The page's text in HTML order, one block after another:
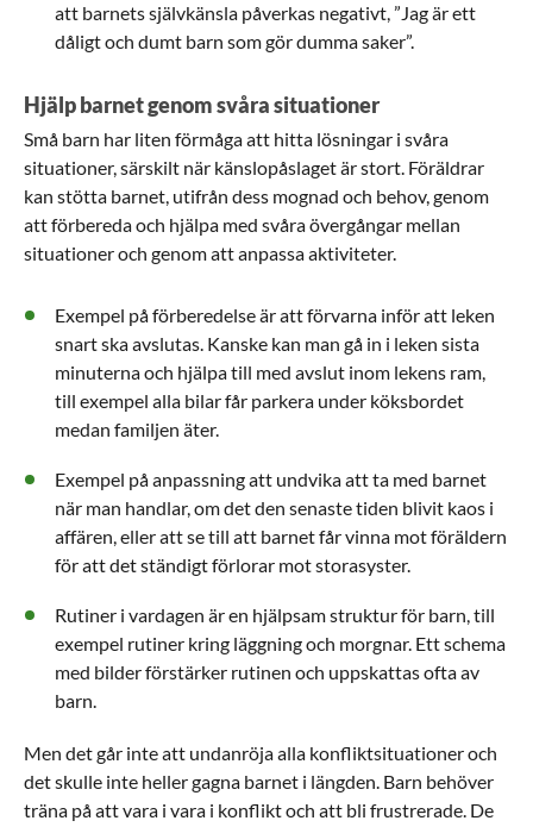
att barnets självkänsla påverkas negativt, ”Jag är ett
dåligt och dumt barn som gör dumma saker”.
Hjälp barnet genom svåra situationer
Små barn har liten förmåga att hitta lösningar i svåra
situationer, särskilt när känslopåslaget är stort. Föräldrar
kan stötta barnet, utifrån dess mognad och behov, genom
att förbereda och hjälpa med svåra övergångar mellan
situationer och genom att anpassa aktiviteter.
Exempel på förberedelse är att förvarna inför att leken
snart ska avslutas. Kanske kan man gå in i leken sista
minuterna och hjälpa till med avslut inom lekens ram,
till exempel alla bilar får parkera under köksbordet
medan familjen äter.
Exempel på anpassning att undvika att ta med barnet
när man handlar, om det den senaste tiden blivit kaos i
affären, eller att se till att barnet får vinna mot föräldern
för att det ständigt förlorar mot storasyster.
Rutiner i vardagen är en hjälpsam struktur för barn, till
exempel rutiner kring läggning och morgnar. Ett schema
med bilder förstärker rutinen och uppskattas ofta av
barn.
Men det går inte att undanröja alla konfliktsituationer och
det skulle inte heller gagna barnet i längden. Barn behöver
träna på att vara i vara i konflikt och att bli frustrerade. De